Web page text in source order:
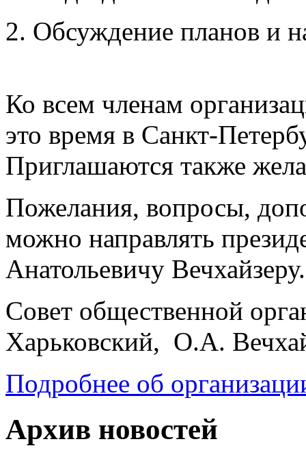
2. Обсуждение планов и
Ко всем членам
это время в Санкт-
Приглашаются также
Пожелания, вопросы,
можно направлять
Анатольевичу Вечхайзеру.
Совет общественной
Харьковский, О.А.
Подробнее об
Архив новостей